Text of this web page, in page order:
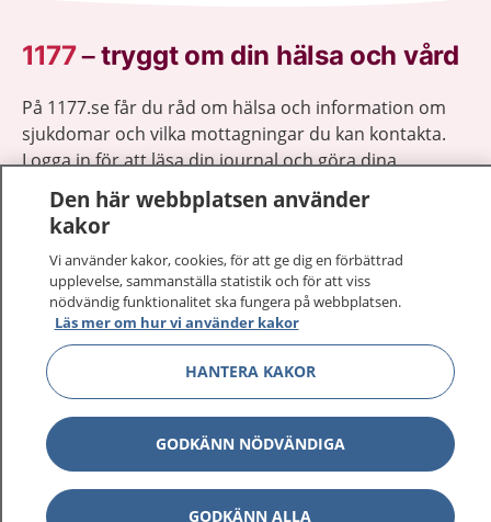
1177–tryggt om din hälsa och vård
På 1177.se får du råd om hälsa och information om
sjukdomar och vilka mottagningar du kan kontakta.
Logga in för att läsa din journal och göra dina
vårdärenden. Ring telefonnummer 1177 för
sjukvårdsrådgivning dygnet runt.
1177 ger dig råd när du vill må bättre.
1177 på flera språk Visa
Om 1177 Visa
Kontakt Visa
Den här webbplatsen använder
kakor
Vi använder kakor, cookies, för att ge dig en förbättrad
upplevelse, sammanställa statistik och för att viss
nödvändig funktionalitet ska fungera på webbplatsen.
Läs mer om hur vi använder kakor
HANTERA KAKOR
GODKÄNN NÖDVÄNDIGA
GODKÄNN ALLA